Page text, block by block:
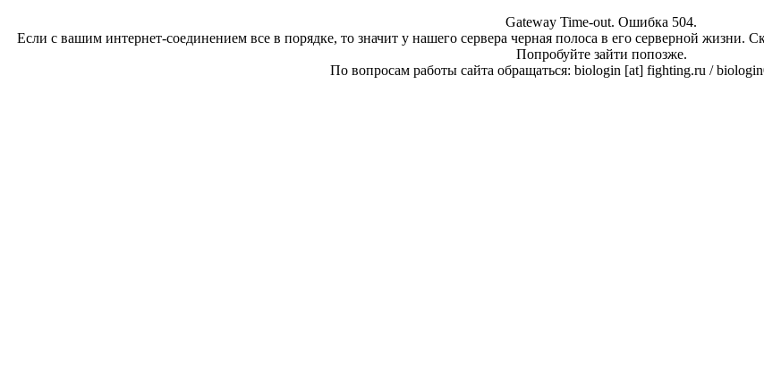
Gateway Time-out. Ошибка 504.
Если с вашим интернет-соединением все в порядке, то значит у нашего сервера черная полоса в его серверной жизни.
Попробуйте зайти попозже.
По вопросам работы сайта обращаться: biologin [at] fighting.ru /